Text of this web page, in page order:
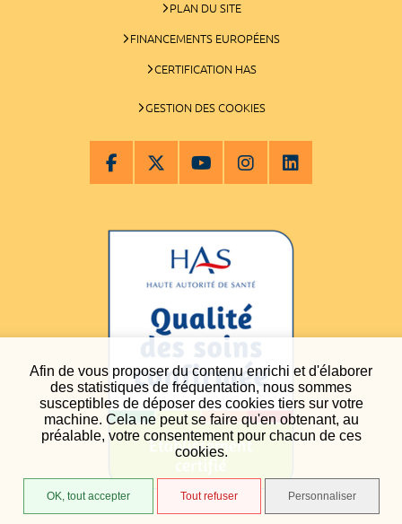
Afin de vous proposer du contenu enrichi et d'élaborer
des statistiques de fréquentation, nous sommes
susceptibles de déposer des cookies tiers sur votre
machine. Cela ne peut se faire qu'en obtenant, au
préalable, votre consentement pour chacun de ces
cookies.
OK, tout accepter Tout refuser Personnaliser
PLAN DU SITE
FINANCEMENTS EUROPÉENS
CERTIFICATION HAS
GESTION DES COOKIES